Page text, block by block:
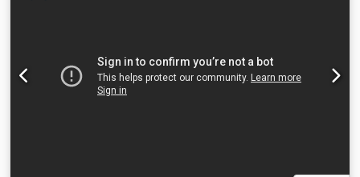
Voedingssnelheid Z-as: 0 - 20 m/min Centrumhoogte: 150
mm Bruikbaar tafeloppervlak: 980 x 185 mm Slijpkop
Zwenkbereik: 240° Draaisnelheid: 120°/s Spindeldiameter: